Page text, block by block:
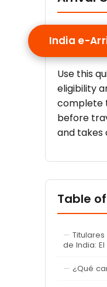
India e-
Use this
eligibility
complete
before
and takes
Table
de India:
¿Qué